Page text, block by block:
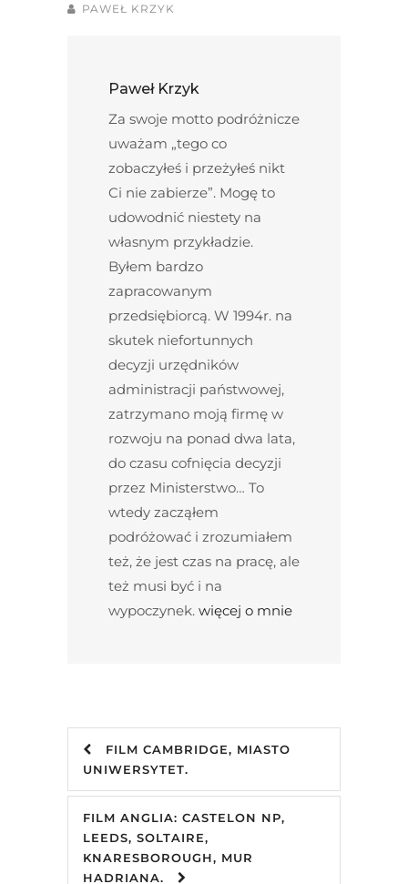
PAWEŁ KRZYK
Paweł Krzyk
Za swoje motto podróżnicze
uważam „tego co
zobaczyłeś i przeżyłeś nikt
Ci nie zabierze”. Mogę to
udowodnić niestety na
własnym przykładzie.
Byłem bardzo
zapracowanym
przedsiębiorcą. W 1994r. na
skutek niefortunnych
decyzji urzędników
administracji państwowej,
zatrzymano moją firmę w
rozwoju na ponad dwa lata,
do czasu cofnięcia decyzji
przez Ministerstwo… To
wtedy zacząłem
podróżować i zrozumiałem
też, że jest czas na pracę, ale
też musi być i na
wypoczynek. więcej o mnie
FILM CAMBRIDGE, MIASTO
UNIWERSYTET.
FILM ANGLIA: CASTELON NP,
LEEDS, SOLTAIRE,
KNARESBOROUGH, MUR
HADRIANA.